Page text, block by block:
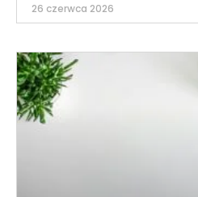
26 czerwca 2026